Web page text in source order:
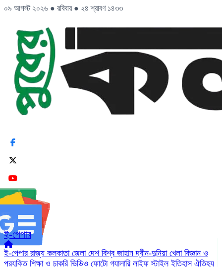
০৯ আগস্ট ২০২৬ ● রবিবার ● ২৪ শ্রাবণ ১৪৩৩
ই-পেপার
ই-পেপার রাজ্য কলকাতা জেলা দেশ বিশ্ব জাহানদ্বীন-দুনিয়া খেলা বিজ্ঞান ও
প্রযুক্তি শিক্ষা ও চাকরি ভিডিও ফোটো গ্যালারি লাইফ স্টাইলইতিহাস ঐতিহ্য